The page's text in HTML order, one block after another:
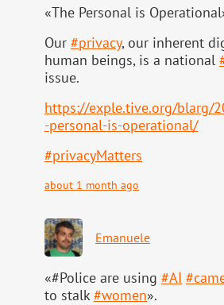
«The Personal is
Our #privacy, our inherent
human beings, is a national
issue.
https://exple.tive.org/blarg/
-personal-is-operational/
#privacyMatters
about 1 month ago
Emanuele
«#Police are using #AI #
to stalk#women».